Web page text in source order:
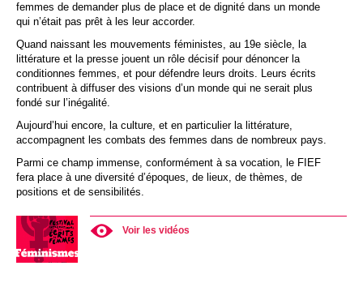
femmes de demander plus de place et de dignité dans un monde
qui n’était pas prêt à les leur accorder.
Quand naissant les mouvements féministes, au 19e siècle, la
littérature et la presse jouent un rôle décisif pour dénoncer la
conditionnes femmes, et pour défendre leurs droits. Leurs écrits
contribuent à diffuser des visions d’un monde qui ne serait plus
fondé sur l’inégalité.
Aujourd’hui encore, la culture, et en particulier la littérature,
accompagnent les combats des femmes dans de nombreux pays.
Parmi ce champ immense, conformément à sa vocation, le FIEF
fera place à une diversité d’époques, de lieux, de thèmes, de
positions et de sensibilités.
Voir les vidéos